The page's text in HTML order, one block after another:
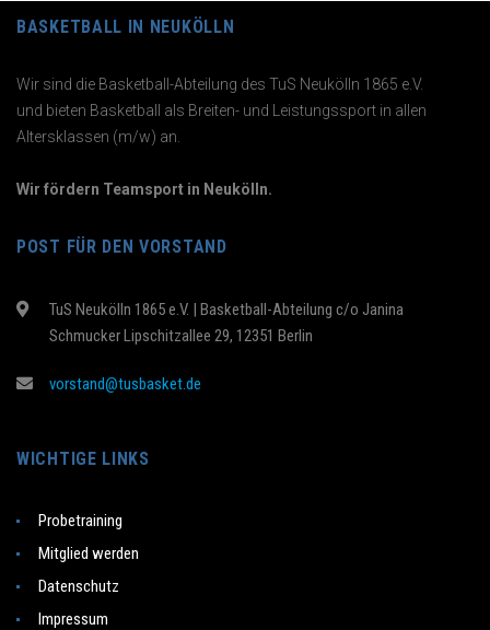
BASKETBALL IN NEUKÖLLN
Wir sind die Basketball-Abteilung des TuS Neukölln 1865 e.V.
und bieten Basketball als Breiten- und Leistungssport in allen
Altersklassen (m/w) an.
Wir fördern Teamsport in Neukölln.
POST FÜR DEN VORSTAND
TuS Neukölln 1865 e.V. | Basketball-Abteilung c/o Janina
Schmucker Lipschitzallee 29, 12351 Berlin
vorstand@tusbasket.de
WICHTIGE LINKS
Probetraining
Mitglied werden
Datenschutz
Impressum